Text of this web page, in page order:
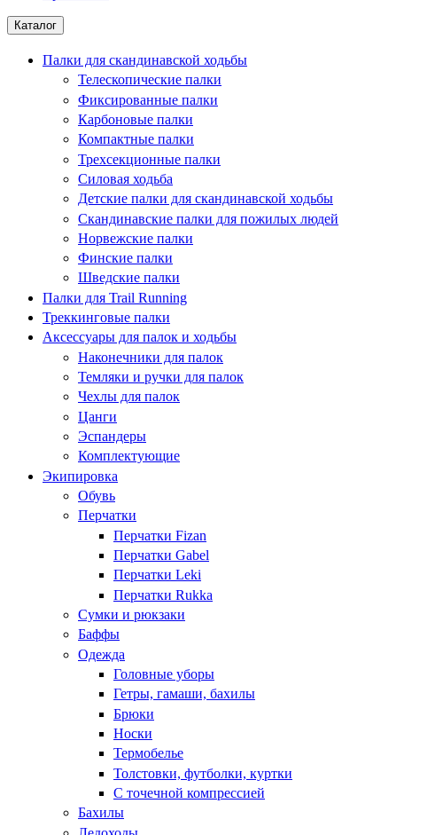
Каталог
Палки для скандинавской ходьбы
Телескопические палки
Фиксированные палки
Карбоновые палки
Компактные палки
Трехсекционные палки
Силовая ходьба
Детские палки для скандинавской ходьбы
Скандинавские палки для пожилых людей
Норвежские палки
Финские палки
Шведские палки
Палки для Trail Running
Треккинговые палки
Аксессуары для палок и ходьбы
Наконечники для палок
Темляки и ручки для палок
Чехлы для палок
Цанги
Эспандеры
Комплектующие
Экипировка
Обувь
Перчатки
Перчатки Fizan
Перчатки Gabel
Перчатки Leki
Перчатки Rukka
Сумки и рюкзаки
Баффы
Одежда
Головные уборы
Гетры, гамаши, бахилы
Брюки
Носки
Термобелье
Толстовки, футболки, куртки
С точечной компрессией
Бахилы